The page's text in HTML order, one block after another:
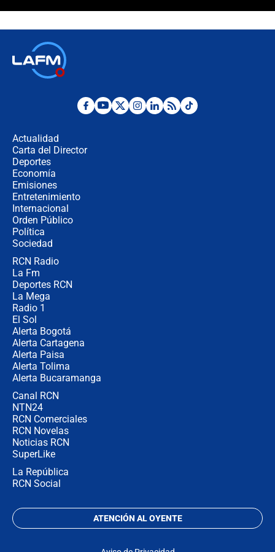
crece el pulso por la elección del
¿Por qué De la Espriella gobernará
Actualidad
Carta del Director
Deportes
Economía
Emisiones
Entretenimiento
Internacional
Orden Público
Política
Sociedad
RCN Radio
La Fm
Deportes RCN
La Mega
Radio 1
El Sol
Alerta Bogotá
Alerta Cartagena
Alerta Paisa
Alerta Tolima
Alerta Bucaramanga
Canal RCN
NTN24
RCN Comerciales
RCN Novelas
Noticias RCN
SuperLike
La República
RCN Social
ATENCIÓN AL OYENTE